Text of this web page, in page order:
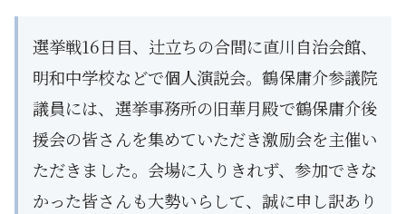
選挙戦16日目、辻立ちの合間に直川自治会館、
明和中学校などで個人演説会。鶴保庸介参議院
議員には、選挙事務所の旧華月殿で鶴保庸介後
援会の皆さんを集めていただき激励会を主催い
ただきました。会場に入りきれず、参加できな
かった皆さんも大勢いらして、誠に申し訳あり